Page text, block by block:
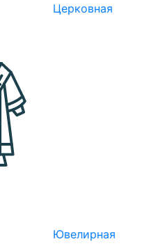
Церковная
Ювелирная